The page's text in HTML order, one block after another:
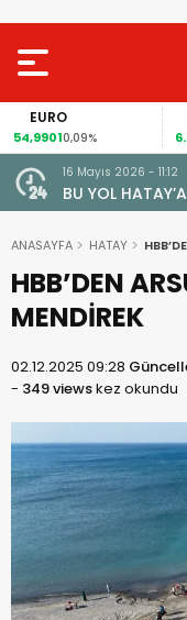
EURO
54,99010,09%
Amik
16 Mayıs 2026 - 11:12
BU YOL
ANASAYFA HATAY
HBB’DEN
MENDİREK
02.12.2025 09:28
- 349 viewskez okundu